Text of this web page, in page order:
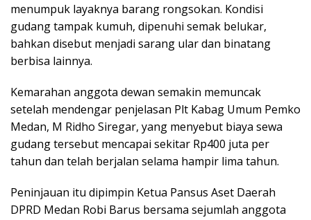
menumpuk layaknya barang rongsokan. Kondisi
gudang tampak kumuh, dipenuhi semak belukar,
bahkan disebut menjadi sarang ular dan binatang
berbisa lainnya.
Kemarahan anggota dewan semakin memuncak
setelah mendengar penjelasan Plt Kabag Umum Pemko
Medan, M Ridho Siregar, yang menyebut biaya sewa
gudang tersebut mencapai sekitar Rp400 juta per
tahun dan telah berjalan selama hampir lima tahun.
Peninjauan itu dipimpin Ketua Pansus Aset Daerah
DPRD Medan Robi Barus bersama sejumlah anggota